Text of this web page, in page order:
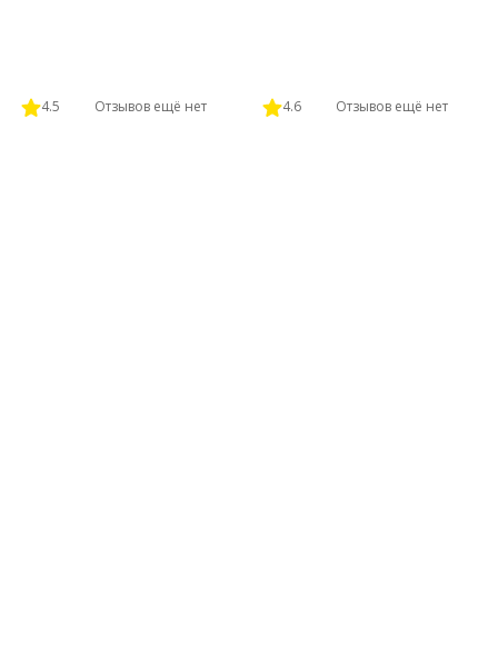
4.5 Отзывов ещё нет 4.6 Отзывов ещё нет